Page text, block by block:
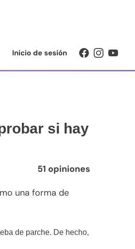
Inicio de sesión
si hay
51 opiniones
una forma de
de parche. De hecho,